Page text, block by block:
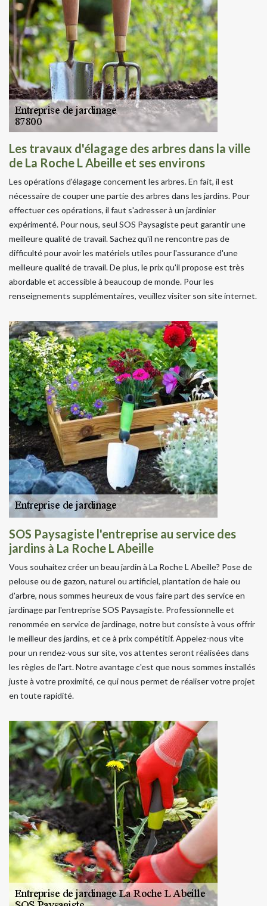
Les travaux d'élagage des arbres dans la ville
de La Roche L Abeille et ses environs
Les opérations d'élagage concernent les arbres. En fait, il est
nécessaire de couper une partie des arbres dans les jardins. Pour
effectuer ces opérations, il faut s'adresser à un jardinier
expérimenté. Pour nous, seul SOS Paysagiste peut garantir une
meilleure qualité de travail. Sachez qu'il ne rencontre pas de
difficulté pour avoir les matériels utiles pour l'assurance d'une
meilleure qualité de travail. De plus, le prix qu'il propose est très
abordable et accessible à beaucoup de monde. Pour les
renseignements supplémentaires, veuillez visiter son site internet.
SOS Paysagiste l'entreprise au service des
jardins à La Roche L Abeille
Vous souhaitez créer un beau jardin à La Roche L Abeille? Pose de
pelouse ou de gazon, naturel ou artificiel, plantation de haie ou
d'arbre, nous sommes heureux de vous faire part des service en
jardinage par l'entreprise SOS Paysagiste. Professionnelle et
renommée en service de jardinage, notre but consiste à vous offrir
le meilleur des jardins, et ce à prix compétitif. Appelez-nous vite
pour un rendez-vous sur site, vos attentes seront réalisées dans
les règles de l'art. Notre avantage c'est que nous sommes installés
juste à votre proximité, ce qui nous permet de réaliser votre projet
en toute rapidité.